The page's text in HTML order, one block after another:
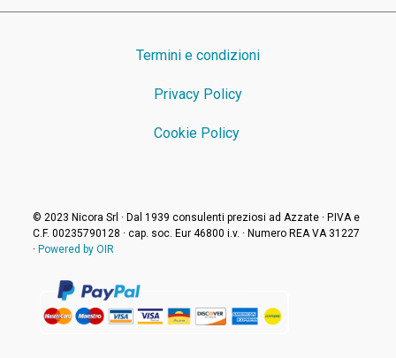
Termini e condizioni
Privacy Policy
Cookie Policy
© 2023 Nicora Srl · Dal 1939 consulenti preziosi ad Azzate · P.IVA e
C.F. 00235790128 · cap. soc. Eur 46800 i.v. · Numero REA VA 31227
· Powered by OIR